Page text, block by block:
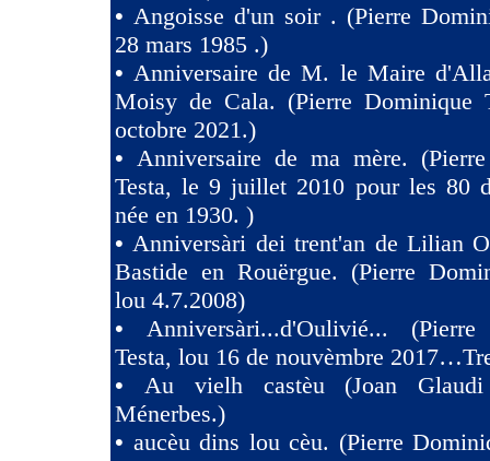
• Angoisse d'un soir . (Pierre
28 mars 1985 .)
•Anniversaire de M. le Maire
Moisy de Cala. (Pierre Dominique
octobre 2021.)
• Anniversaire de ma mère.
Testa, le 9 juillet 2010 pour les 80
née en 1930. )
•Anniversàri dei trent'an de Lilian
Bastide en Rouërgue. (Pierre
lou 4.7.2008)
• Anniversàri...d'Oulivié...
Testa, lou 16 de nouvèmbre
• Au vielh castèu (Joan
Ménerbes.)
• aucèu dins lou cèu. (Pierre